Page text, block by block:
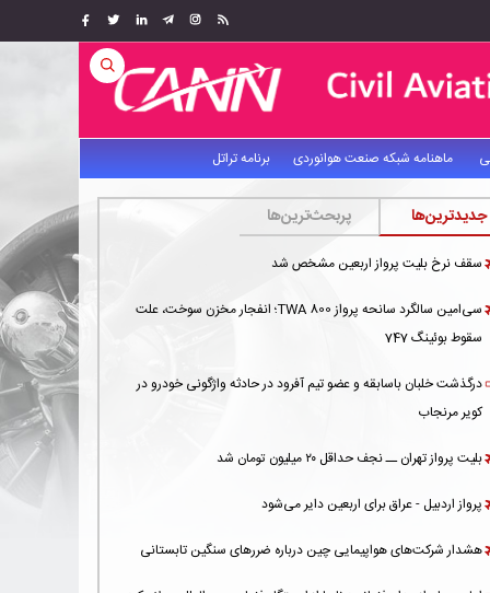
ماهنامه شبکه صنعت هوانوردی برنامه تراتل
جدیدترین‌ها پربحث‌ترین‌ها
سقف نرخ بلیت پرواز اربعین مشخص شد
سی‌امین سالگرد سانحه پرواز TWA 800؛ انفجار مخزن سوخت، علت
سقوط بوئینگ 747
درگذشت خلبان باسابقه و عضو تیم آفرود در حادثه واژگونی خودرو در
کویر مرنجاب
بلیت پرواز تهران ــ نجف حداقل ۲۰ میلیون تومان شد
پرواز اردبیل - عراق برای اربعین دایر می‌شود
هشدار شرکت‌های هواپیمایی چین درباره ضررهای سنگین تابستانی